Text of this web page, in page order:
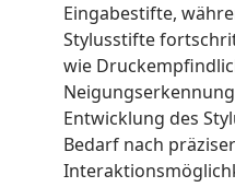
Eingabestifte,
Stylusstifte
wie
Entwicklung des
Bedarf nach